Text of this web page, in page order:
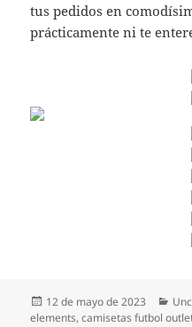
tus pedidos en
prácticamente ni te
Publicado
el
12 de mayo de 2023
elements,camisetas futbol